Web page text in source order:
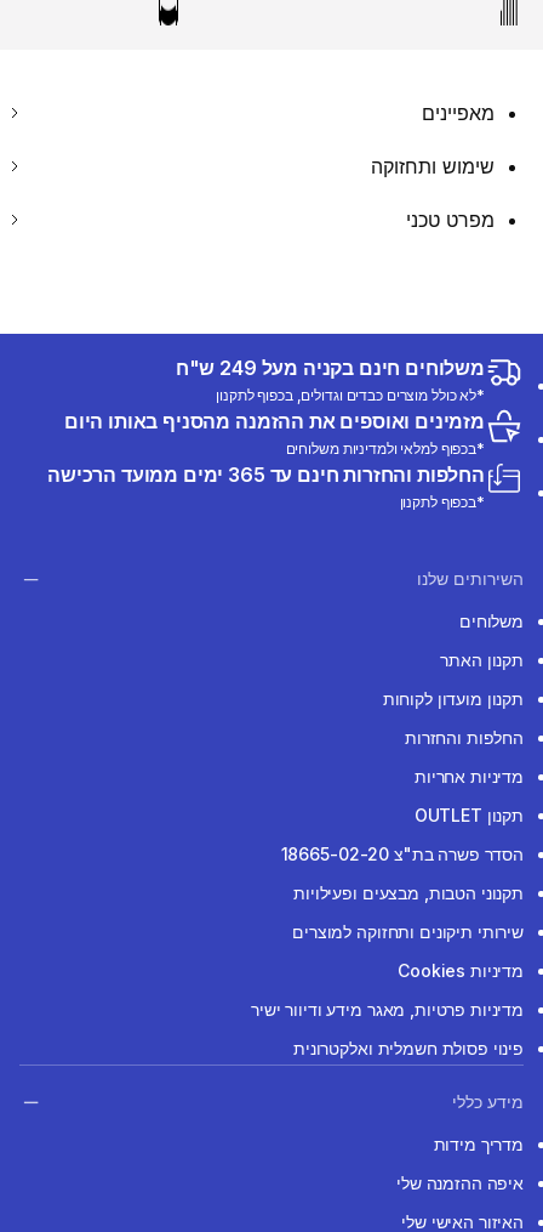
מאפיינים
שימוש ותחזוקה
מפרט טכני
משלוחים חינם בקניה מעל 249 ש"ח
*לא כולל מוצרים כבדים וגדולים, בכפוף לתקנון
מזמינים ואוספים את ההזמנה מהסניף באותו היום
*בכפוף למלאי ולמדיניות משלוחים
החלפות והחזרות חינם עד 365 ימים ממועד הרכישה
*בכפוף לתקנון
השירותים שלנו
משלוחים
תקנון האתר
תקנון מועדון לקוחות
החלפות והחזרות
מדיניות אחריות
תקנון OUTLET
הסדר פשרה בת"צ 18665-02-20
תקנוני הטבות, מבצעים ופעילויות
שירותי תיקונים ותחזוקה למוצרים
מדיניות Cookies
מדיניות פרטיות, מאגר מידע ודיוור ישיר
פינוי פסולת חשמלית ואלקטרונית
מידע כללי
מדריך מידות
איפה ההזמנה שלי
האיזור האישי שלי